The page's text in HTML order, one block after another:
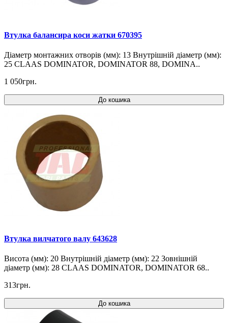
Втулка балансира коси жатки 670395
Діаметр монтажних отворів (мм): 13 Внутрішній діаметр (мм):
25 CLAAS DOMINATOR, DOMINATOR 88, DOMINA..
1 050грн.
До кошика
Втулка вилчатого валу 643628
Висота (мм): 20 Внутрішній діаметр (мм): 22 Зовнішній
діаметр (мм): 28 CLAAS DOMINATOR, DOMINATOR 68..
313грн.
До кошика